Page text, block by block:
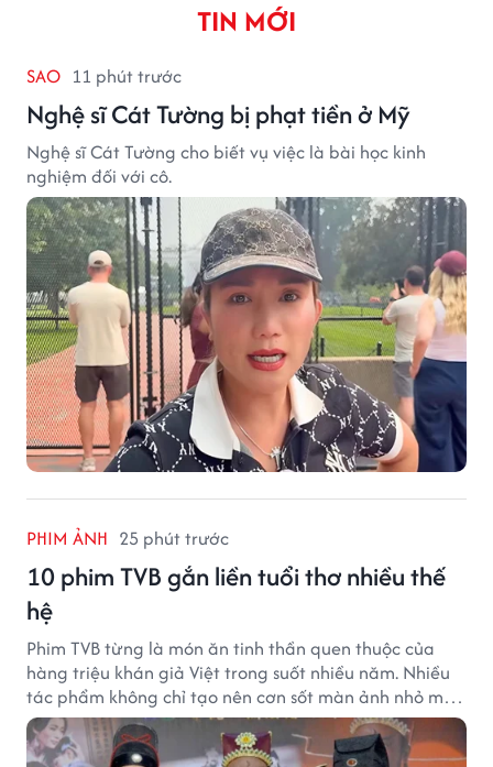
TIN MỚI
SAO 11 phút trước
Nghệ sĩ Cát Tường bị phạt tiền ở Mỹ
Nghệ sĩ Cát Tường cho biết vụ việc là bài học kinh
nghiệm đối với cô.
PHIM ẢNH 25 phút trước
10 phim TVB gắn liền tuổi thơ nhiều thế
hệ
Phim TVB từng là món ăn tinh thần quen thuộc của
hàng triệu khán giả Việt trong suốt nhiều năm. Nhiều
tác phẩm không chỉ tạo nên cơn sốt màn ảnh nhỏ mà
còn trở thành ký ức khó quên của cả một thế hệ.